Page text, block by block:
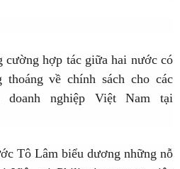
cường hợp tác giữa hai nước có
thoáng về chính sách cho các
doanh nghiệp Việt Nam tại
Tô Lâm biểu dương những nỗ